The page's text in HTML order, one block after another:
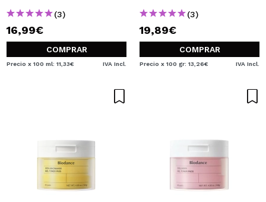
CREAR CUENTA
(3)
16,99€
COMPRAR
Precio x 100 ml: 11,33€ IVA Incl.
(3)
19,89€
COMPRAR
Precio x 100 gr: 13,26€ IVA Incl.